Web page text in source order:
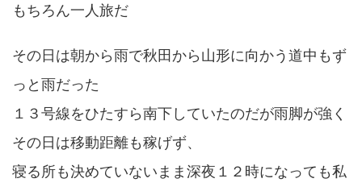
もちろん一人旅だ
その日は朝から雨で秋田から山形に向かう道中もず
っと雨だった
１３号線をひたすら南下していたのだが雨脚が強く
その日は移動距離も稼げず、
寝る所も決めていないまま深夜１２時になっても私